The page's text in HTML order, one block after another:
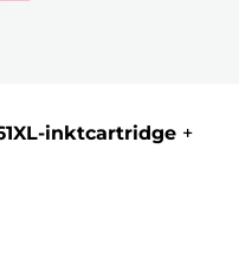
inktcartridge +